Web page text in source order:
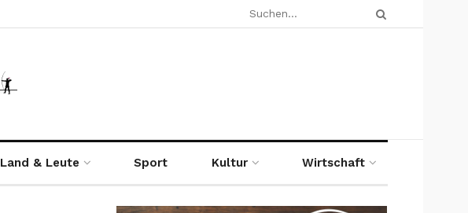
Land & Leute Sport Kultur Wirtschaft